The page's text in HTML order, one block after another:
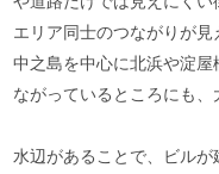
エリア同士のつながりが見
中之島を中心に北浜や淀
ながっているところにも、
水辺があることで、ビル